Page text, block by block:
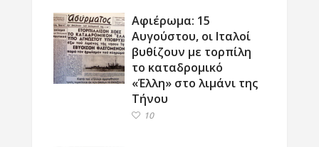
Αφιέρωμα: 15
Αυγούστου, οι Ιταλοί
βυθίζουν με τορπίλη
το καταδρομικό
«Έλλη» στο λιμάνι της
Τήνου
10